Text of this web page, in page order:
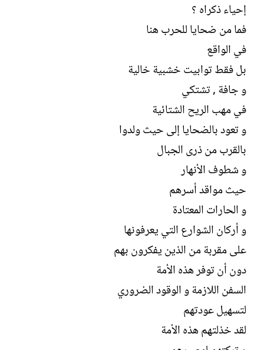
إحياء ذكراه ؟
فما من ضحايا للحرب هنا
في الواقع
بل فقط توابيت خشبية خالية
و جافة , تشتكي
في مهب الريح الشتائية
و تعود بالضحايا إلى حيث ولدوا
بالقرب من ذرى الجبال
و شطوف الأنهار
حيث مواقد أسرهم
و الحارات المعتادة
و أركان الشوارع التي يعرفونها
على مقربة من الذين يفكرون بهم
دون أن توفر هذه الأمة
السفن اللازمة و الوقود الضروري
لتسهيل عودتهم
لقد خذلتهم هذه الأمة